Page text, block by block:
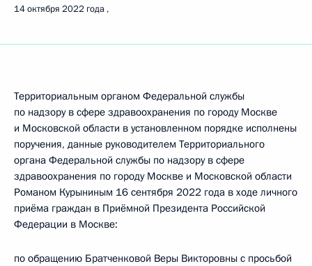
14 октября 2022 года
Территориальным органом Федеральной службы
по надзору в сфере здравоохранения по городу Москве
и Московской области в установленном порядке исполнены
поручения, данные руководителем Территориального
органа Федеральной службы по надзору в сфере
здравоохранения по городу Москве и Московской области
Романом Курыниным 16 сентября 2022 года в ходе личного
приёма граждан в Приёмной Президента Российской
Федерации в Москве:
по обращению Братченковой Веры Викторовны с просьбой